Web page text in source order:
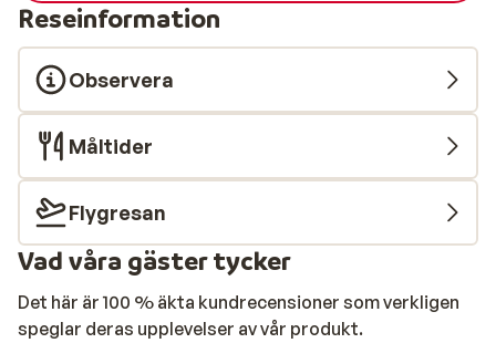
Reseinformation
Observera
Måltider
Flygresan
Vad våra gäster tycker
Det här är 100 % äkta kundrecensioner som verkligen
speglar deras upplevelser av vår produkt.